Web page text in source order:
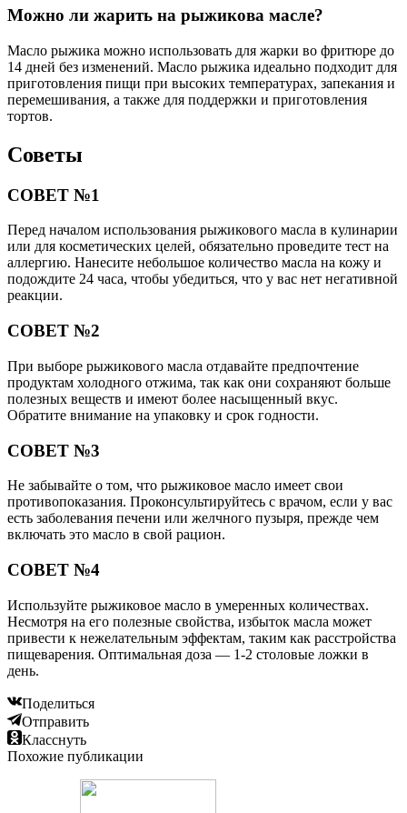
Можно ли жарить на рыжикова масле?
Масло рыжика можно использовать для жарки во фритюре до
14 дней без изменений. Масло рыжика идеально подходит для
приготовления пищи при высоких температурах, запекания и
перемешивания, а также для поддержки и приготовления
тортов.
Советы
СОВЕТ №1
Перед началом использования рыжикового масла в кулинарии
или для косметических целей, обязательно проведите тест на
аллергию. Нанесите небольшое количество масла на кожу и
подождите 24 часа, чтобы убедиться, что у вас нет негативной
реакции.
СОВЕТ №2
При выборе рыжикового масла отдавайте предпочтение
продуктам холодного отжима, так как они сохраняют больше
полезных веществ и имеют более насыщенный вкус.
Обратите внимание на упаковку и срок годности.
СОВЕТ №3
Не забывайте о том, что рыжиковое масло имеет свои
противопоказания. Проконсультируйтесь с врачом, если у вас
есть заболевания печени или желчного пузыря, прежде чем
включать это масло в свой рацион.
СОВЕТ №4
Используйте рыжиковое масло в умеренных количествах.
Несмотря на его полезные свойства, избыток масла может
привести к нежелательным эффектам, таким как расстройства
пищеварения. Оптимальная доза — 1-2 столовые ложки в
день.
Поделиться
Отправить
Класснуть
Похожие публикации